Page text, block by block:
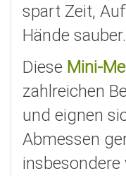
spart Zeit,
Hände sauber.
Diese Mini-
zahlreichen
und eignen
Abmessen